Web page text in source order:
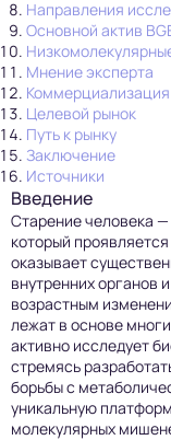
Направления
Основной актив
Мнение эксперта
Коммерциализация
Целевой рынок
Путь к рынку
Заключение
Источники
Введение
Старение человека
который
оказывает
внутренних органов
возрастным
лежат в основе
активно исследует
стремясь
борьбы с
уникальную
молекулярных